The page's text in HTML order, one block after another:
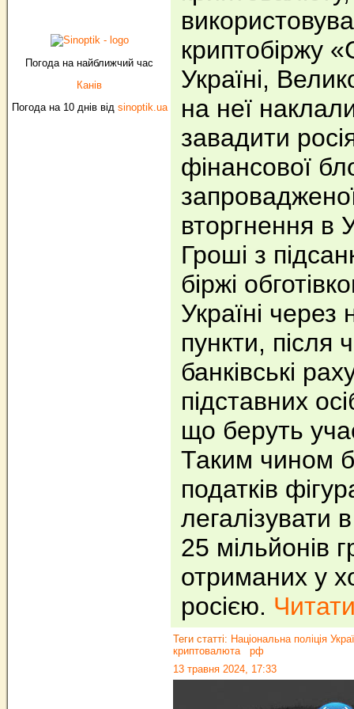
Погода на найближчий час
Канів
Погода на 10 днів від sinoptik.ua
криптобіржу
Україні,
на неї
завадити
фінансової
вторгнення в
Гроші з
біржі
Україні через
пункти, після
банківські
підставних
що беруть
Таким чином
податків
легалізувати
25 мільйонів
отриманих у
росією.
Теги статті: Національна поліція
криптовалюта
рф
13 травня 2024, 17:33